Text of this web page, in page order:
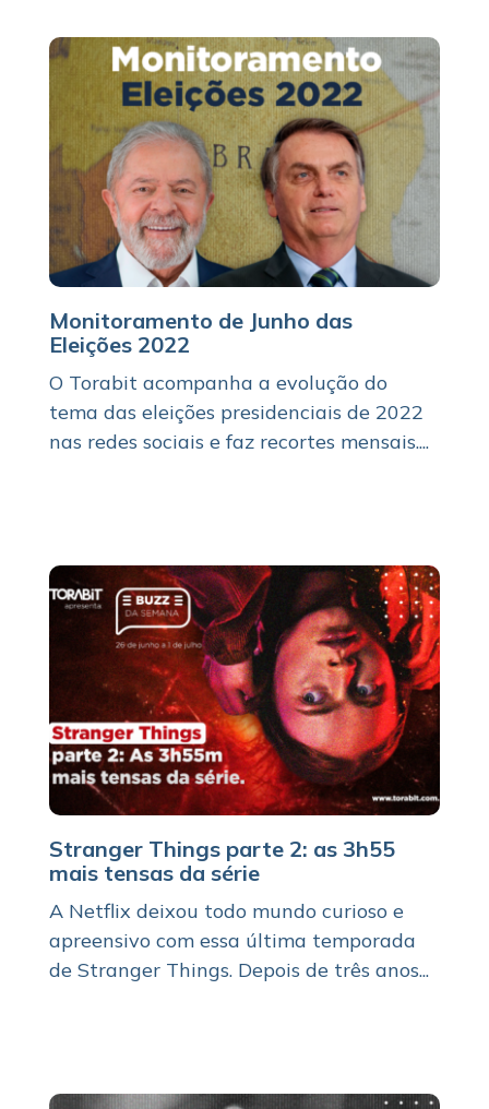
Monitoramento de Junho das
Eleições 2022
O Torabit acompanha a evolução do
tema das eleições presidenciais de 2022
nas redes sociais e faz recortes mensais....
Stranger Things parte 2: as 3h55
mais tensas da série
A Netflix deixou todo mundo curioso e
apreensivo com essa última temporada
de Stranger Things. Depois de três anos...